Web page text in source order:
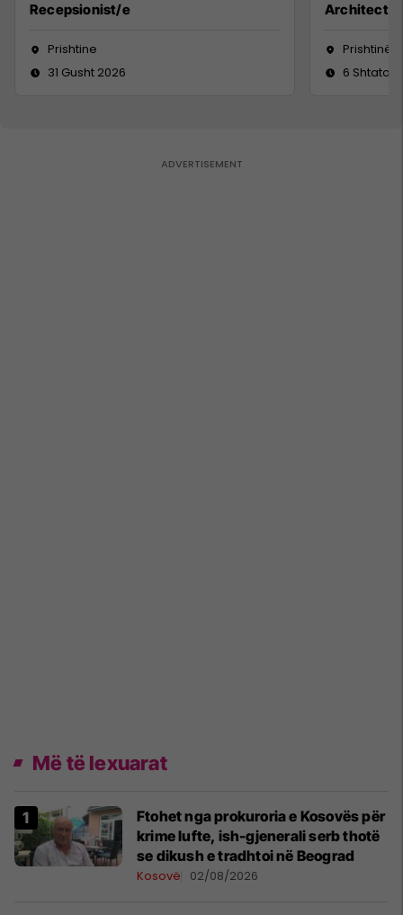
Recepsionist/e
Prishtine
31 Gusht 2026
Architect
Prishtinë
6 Shtator
Më të lexuarat
Ftohet nga prokuroria e Kosovës për
krime lufte, ish-gjenerali serb thotë
se dikush e tradhtoi në Beograd
Kosovë 02/08/2026